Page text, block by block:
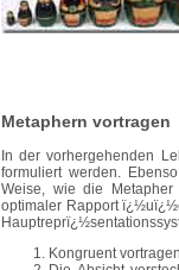
Metaphern vortragen
In der vorhergehenden
formuliert werden.
Weise, wie die
optimaler Rapport
Kongruent vortragen